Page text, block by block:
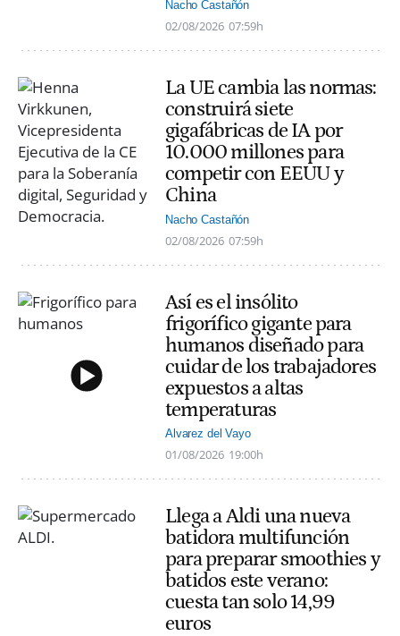
Nacho Castañón
02/08/2026 07:59h
La UE cambia las normas:
construirá siete
gigafábricas de IA por
10.000 millones para
competir con EEUU y
China
Nacho Castañón
02/08/2026 07:59h
Así es el insólito
frigorífico gigante para
humanos diseñado para
cuidar de los trabajadores
expuestos a altas
temperaturas
Alvarez del Vayo
01/08/2026 19:00h
Llega a Aldi una nueva
batidora multifunción
para preparar smoothies y
batidos este verano:
cuesta tan solo 14,99
euros